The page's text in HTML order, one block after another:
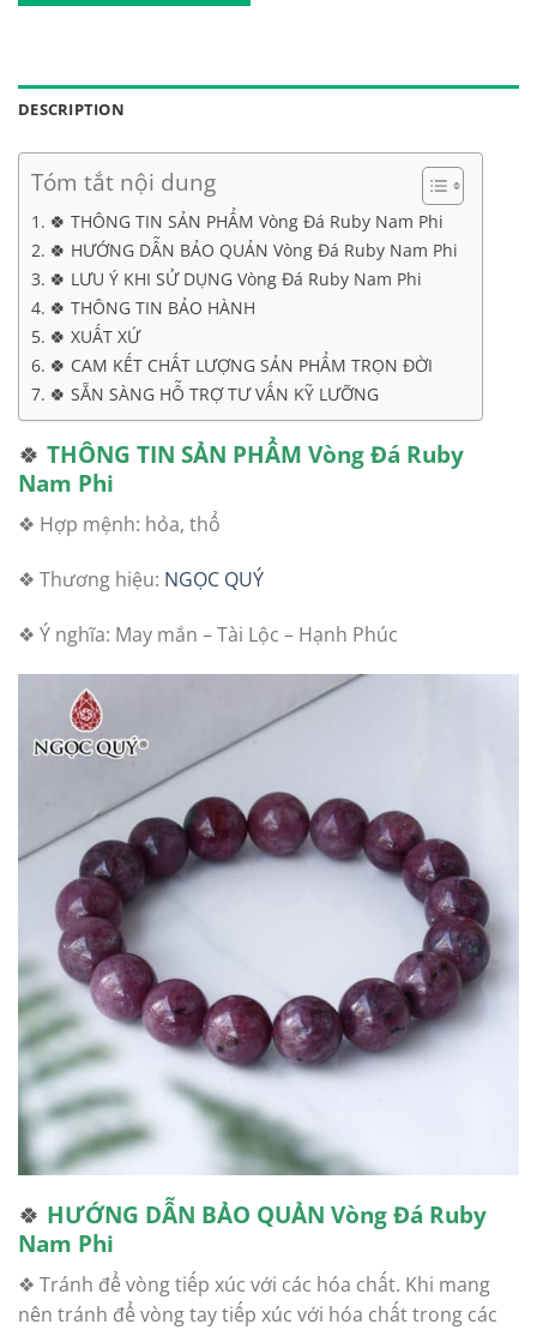
DESCRIPTION
Tóm tắt nội dung
🍀 THÔNG TIN SẢN PHẨM Vòng Đá Ruby Nam Phi
🍀 HƯỚNG DẪN BẢO QUẢN Vòng Đá Ruby Nam Phi
🍀 LƯU Ý KHI SỬ DỤNG Vòng Đá Ruby Nam Phi
🍀 THÔNG TIN BẢO HÀNH
🍀 XUẤT XỨ
🍀 CAM KẾT CHẤT LƯỢNG SẢN PHẨM TRỌN ĐỜI
🍀 SẴN SÀNG HỖ TRỢ TƯ VẤN KỸ LƯỠNG
🍀 THÔNG TIN SẢN PHẨM Vòng Đá Ruby
Nam Phi
❖ Hợp mệnh: hỏa, thổ
❖ Thương hiệu: NGỌC QUÝ
❖ Ý nghĩa: May mắn – Tài Lộc – Hạnh Phúc
🍀 HƯỚNG DẪN BẢO QUẢN Vòng Đá Ruby
Nam Phi
❖ Tránh để vòng tiếp xúc với các hóa chất. Khi mang
nên tránh để vòng tay tiếp xúc với hóa chất trong các